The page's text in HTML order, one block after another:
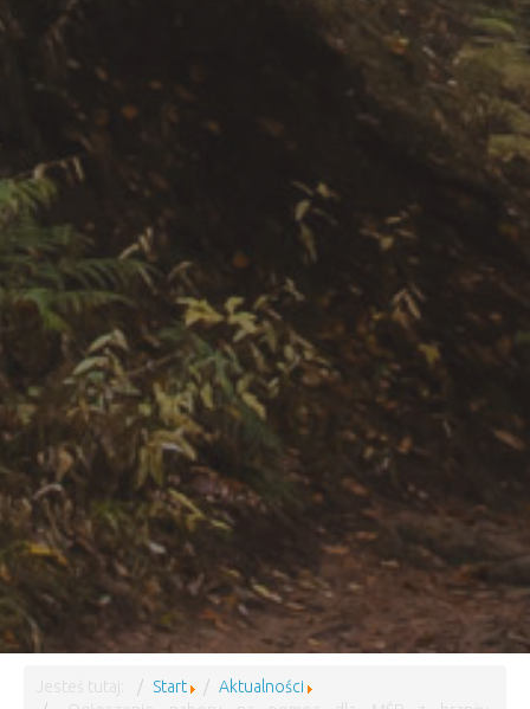
Jesteś tutaj: Start
Aktualności